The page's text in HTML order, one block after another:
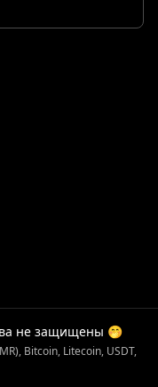
не защищены 🤭
Bitcoin, Litecoin, USDT,